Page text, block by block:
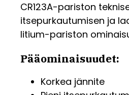
CR123A-pariston
itsepurkautumisen ja
litium-pariston
Pääominaisuudet:
Korkea jännite